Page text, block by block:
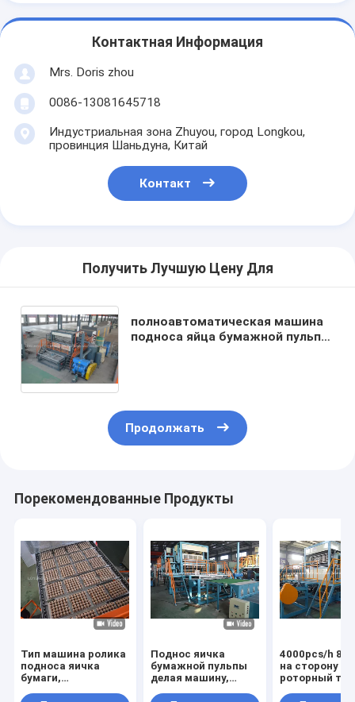
Контактная Информация
Mrs. Doris zhou
0086-13081645718
Индустриальная зона Zhuyou, город Longkou,
провинция Шаньдуна, Китай
Контакт
Получить Лучшую Цену Для
полноавтоматическая машина
подноса яйца бумажной пульпы
Продолжать
Порекомендованные Продукты
Тип машина ролика
подноса яичка
бумаги,
Поднос яичка
бумажной пульпы
делая машину,
4000pcs/h 8
на сторону
роторный тип